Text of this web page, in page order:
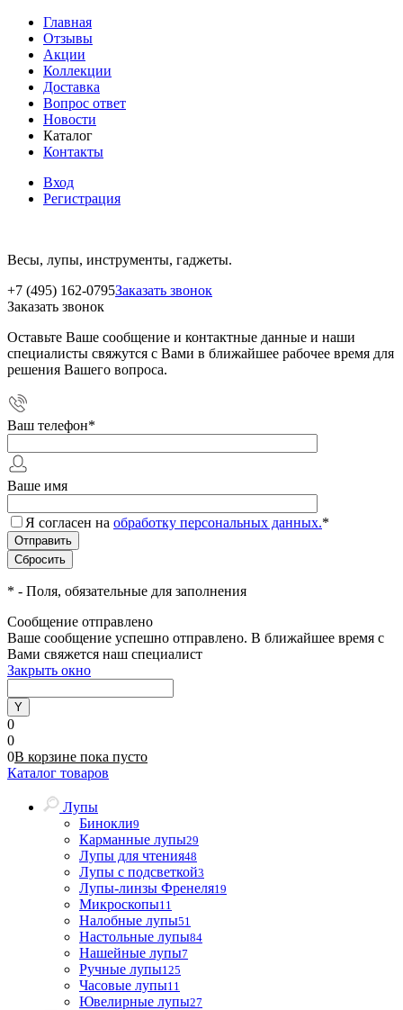
Главная
Отзывы
Акции
Коллекции
Доставка
Вопрос ответ
Новости
Каталог
Контакты
Вход
Регистрация
Весы, лупы, инструменты, гаджеты.
+7 (495) 162-0795Заказать звонок
Заказать звонок
Оставьте Ваше сообщение и контактные данные и наши
специалисты свяжутся с Вами в ближайшее рабочее время для
решения Вашего вопроса.
Ваш телефон*
Ваше имя
Я согласен на обработку персональных данных.*
* - Поля, обязательные для заполнения
Сообщение отправлено
Ваше сообщение успешно отправлено. В ближайшее время с
Вами свяжется наш специалист
Закрыть окно
0
0
0В корзине пока пусто
Каталог товаров
Лупы
Бинокли9
Карманные лупы29
Лупы для чтения48
Лупы с подсветкой3
Лупы-линзы Френеля19
Микроскопы11
Налобные лупы51
Настольные лупы84
Нашейные лупы7
Ручные лупы125
Часовые лупы11
Ювелирные лупы27